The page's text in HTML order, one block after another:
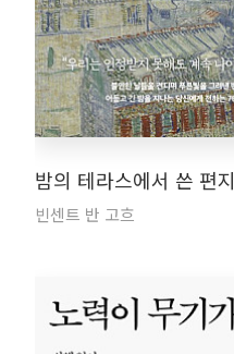
밤의 테라스에서 쓴 편지
빈센트 반 고흐